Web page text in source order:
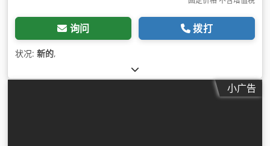
询问 拨打
状况: 新的,
小广告